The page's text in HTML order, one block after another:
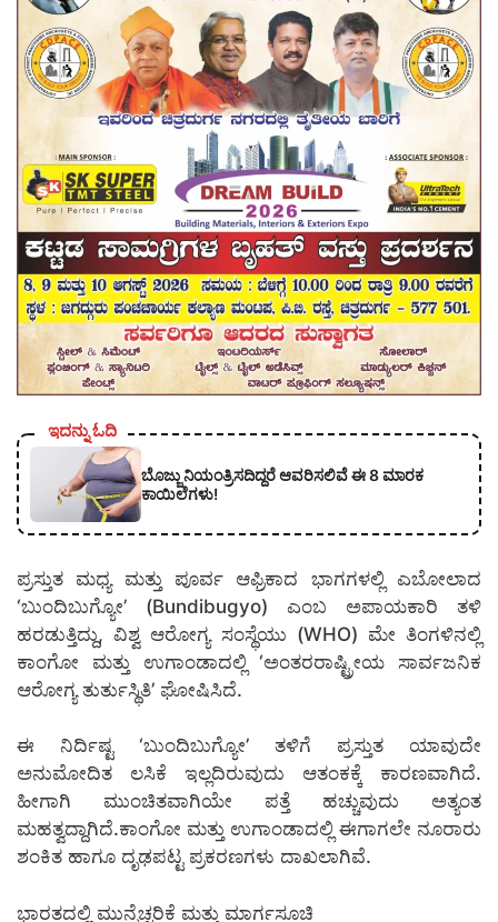
ಇದನ್ನು ಓದಿ
ಬೊಜ್ಜು ನಿಯಂತ್ರಿಸದಿದ್ದರೆ ಆವರಿಸಲಿವೆ ಈ 8 ಮಾರಕ
ಕಾಯಿಲೆಗಳು!
ಪ್ರಸ್ತುತ ಮಧ್ಯ ಮತ್ತು ಪೂರ್ವ ಆಫ್ರಿಕಾದ ಭಾಗಗಳಲ್ಲಿ ಎಬೋಲಾದ
‘ಬುಂದಿಬುಗ್ಯೋ’ (Bundibugyo) ಎಂಬ ಅಪಾಯಕಾರಿ ತಳಿ
ಹರಡುತ್ತಿದ್ದು, ವಿಶ್ವ ಆರೋಗ್ಯ ಸಂಸ್ಥೆಯು (WHO) ಮೇ ತಿಂಗಳಿನಲ್ಲಿ
ಕಾಂಗೋ ಮತ್ತು ಉಗಾಂಡಾದಲ್ಲಿ ‘ಅಂತರರಾಷ್ಟ್ರೀಯ ಸಾರ್ವಜನಿಕ
ಆರೋಗ್ಯ ತುರ್ತುಸ್ಥಿತಿ’ ಘೋಷಿಸಿದೆ.
ಈ ನಿರ್ದಿಷ್ಟ ‘ಬುಂದಿಬುಗ್ಯೋ’ ತಳಿಗೆ ಪ್ರಸ್ತುತ ಯಾವುದೇ
ಅನುಮೋದಿತ ಲಸಿಕೆ ಇಲ್ಲದಿರುವುದು ಆತಂಕಕ್ಕೆ ಕಾರಣವಾಗಿದೆ.
ಹೀಗಾಗಿ ಮುಂಚಿತವಾಗಿಯೇ ಪತ್ತೆ ಹಚ್ಚುವುದು ಅತ್ಯಂತ
ಮಹತ್ವದ್ದಾಗಿದೆ.ಕಾಂಗೋ ಮತ್ತು ಉಗಾಂಡಾದಲ್ಲಿ ಈಗಾಗಲೇ ನೂರಾರು
ಶಂಕಿತ ಹಾಗೂ ದೃಢಪಟ್ಟ ಪ್ರಕರಣಗಳು ದಾಖಲಾಗಿವೆ.
ಭಾರತದಲ್ಲಿ ಮುನ್ನೆಚ್ಚರಿಕೆ ಮತ್ತು ಮಾರ್ಗಸೂಚಿ